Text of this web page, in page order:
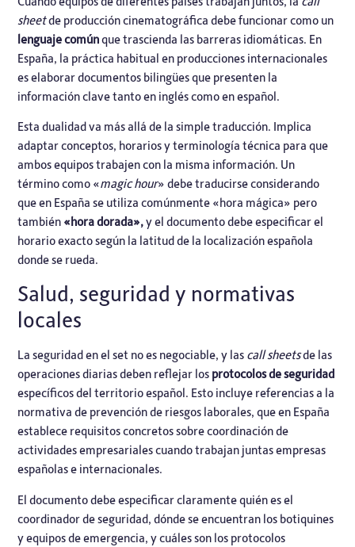
sheetde producción cinematográfica debe funcionar como un
lenguaje comúnque trascienda las barreras idiomáticas. En
España, la práctica habitual en producciones internacionales
es elaborar documentos bilingües que presenten la
información clave tanto en inglés como en español.
Esta dualidad va más allá de la simple traducción. Implica
adaptar conceptos, horarios y terminología técnica para que
ambos equipos trabajen con la misma información. Un
término como «magic hour» debe traducirse considerando
que en España se utiliza comúnmente «hora mágica» pero
también «hora dorada»,y el documento debe especificar el
horario exacto según la latitud de la localización española
donde se rueda.
Salud, seguridad y normativas
locales
La seguridad en el set no es negociable, y las call sheetsde las
operaciones diarias deben reflejar los protocolos de seguridad
específicos del territorio español. Esto incluye referencias a la
normativa de prevención de riesgos laborales, que en España
establece requisitos concretos sobre coordinación de
actividades empresariales cuando trabajan juntas empresas
españolas e internacionales.
El documento debe especificar claramente quién es el
coordinador de seguridad, dónde se encuentran los botiquines
y equipos de emergencia, y cuáles son los protocolos